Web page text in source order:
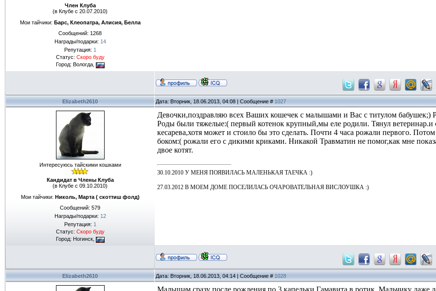
Член Клуба
(в Клубе с 20.07.2010)
Мои тайчики: Барс, Клеопатра, Алисия, Белла
Сообщений: 1268
Награды/подарки: 14
Репутация: 1
Статус: Скоро буду
Город: Вологда,
Elizabeth2610 Дата: Вторник, 18.06.2013, 04:08 | Сообщение # 1027
Интересуюсь тайскими кошками
Кандидат в Члены Клуба
(в Клубе с 09.10.2010)
Мои тайчики: Николь, Марта ( скоттиш фолд)
Сообщений: 579
Награды/подарки: 12
Репутация: 1
Статус: Скоро буду
Город: Ногинск,
Девочки,поздравляю всех Ваших кошечек с малышами и Вас с титулом бабушек;)
Роды были тяжелые:( первый котенок крупный,мы еле родили. Тянул ветеринар.и
кесарева,хотя может и стоило бы это сделать. Почти 4 часа рожали первого.
боком:( рожали его с дикими криками. Никакой Травматин не помог,как мне
двое котят.
30.10.2010 У МЕНЯ ПОЯВИЛАСЬ МАЛЕНЬКАЯ ТАЕЧКА :)
27.03.2012 В МОЕМ ДОМЕ ПОСЕЛИЛАСЬ ОЧАРОВАТЕЛЬНАЯ ВИСЛОУШКА :)
Elizabeth2610 Дата: Вторник, 18.06.2013, 04:14 | Сообщение # 1028
Малышам сразу после рождения по 3 капельки Гамавита в ротик. Мальчику даже